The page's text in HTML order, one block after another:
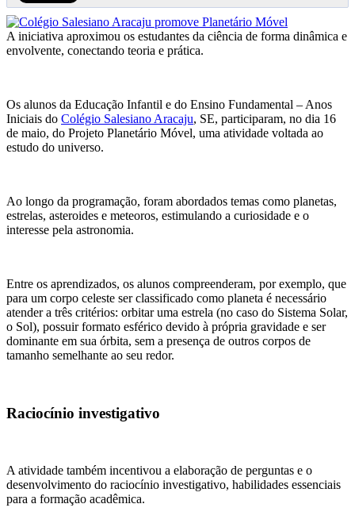
A iniciativa aproximou os estudantes da ciência de forma dinâmica e
envolvente, conectando teoria e prática.
Os alunos da Educação Infantil e do Ensino Fundamental – Anos
Iniciais do Colégio Salesiano Aracaju, SE, participaram, no dia 16
de maio, do Projeto Planetário Móvel, uma atividade voltada ao
estudo do universo.
Ao longo da programação, foram abordados temas como planetas,
estrelas, asteroides e meteoros, estimulando a curiosidade e o
interesse pela astronomia.
Entre os aprendizados, os alunos compreenderam, por exemplo, que
para um corpo celeste ser classificado como planeta é necessário
atender a três critérios: orbitar uma estrela (no caso do Sistema Solar,
o Sol), possuir formato esférico devido à própria gravidade e ser
dominante em sua órbita, sem a presença de outros corpos de
tamanho semelhante ao seu redor.
Raciocínio investigativo
A atividade também incentivou a elaboração de perguntas e o
desenvolvimento do raciocínio investigativo, habilidades essenciais
para a formação acadêmica.